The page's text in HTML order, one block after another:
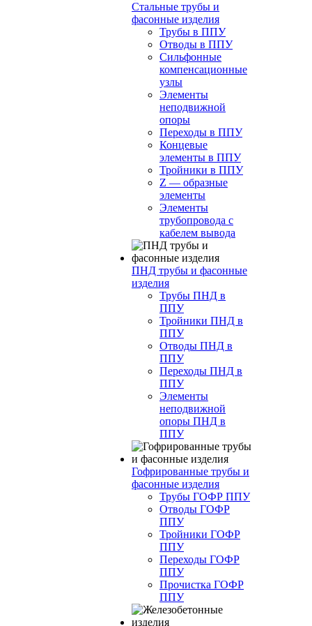
Стальные трубы и
фасонные изделия
Трубы в ППУ
Отводы в ППУ
Сильфонные
компенсационные
узлы
Элементы
неподвижной
опоры
Переходы в ППУ
Концевые
элементы в ППУ
Тройники в ППУ
Z — образные
элементы
Элементы
трубопровода с
кабелем вывода
ПНД трубы и фасонные
изделия
Трубы ПНД в
ППУ
Тройники ПНД в
ППУ
Отводы ПНД в
ППУ
Переходы ПНД в
ППУ
Элементы
неподвижной
опоры ПНД в
ППУ
Гофрированные трубы и
фасонные изделия
Трубы ГОФР ППУ
Отводы ГОФР
ППУ
Тройники ГОФР
ППУ
Переходы ГОФР
ППУ
Прочистка ГОФР
ППУ